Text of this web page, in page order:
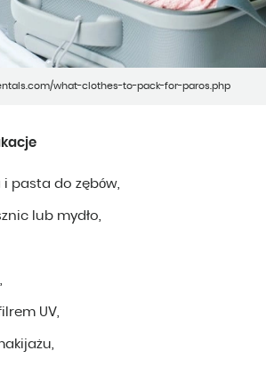
what-clothes-to-pack-for-paros.php
i pasta do zębów,
lub mydło,
UV,